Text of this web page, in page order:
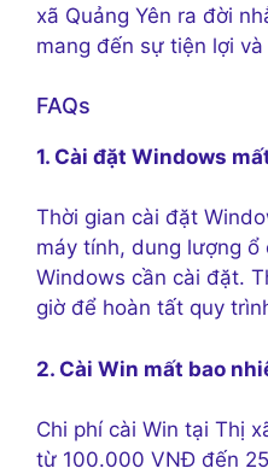
xã Quảng Yên ra đời
mang đến sự tiện lợi
FAQs
1. Cài đặt Windows
Thời gian cài đặt
máy tính, dung lượng ổ
Windows cần cài đặt.
giờ để hoàn tất quy
2. Cài Win mất bao
Chi phí cài Win tại Thị
từ 100.000 VNĐ đến